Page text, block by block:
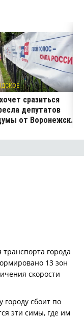
сразиться
депутатов
от Воронежск...
города
13 зон
скорости
городу сбоит по
эти симы, где им